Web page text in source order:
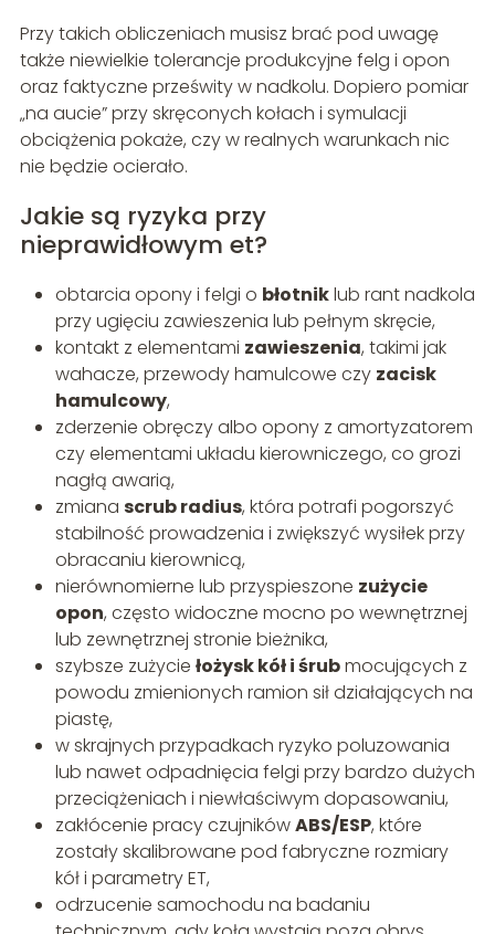
Przy takich obliczeniach musisz brać pod uwagę
także niewielkie tolerancje produkcyjne felg i opon
oraz faktyczne prześwity w nadkolu. Dopiero pomiar
„na aucie” przy skręconych kołach i symulacji
obciążenia pokaże, czy w realnych warunkach nic
nie będzie ocierało.
Jakie są ryzyka przy
nieprawidłowym et?
obtarcia opony i felgi o błotniklub rant nadkola
przy ugięciu zawieszenia lub pełnym skręcie,
kontakt z elementami zawieszenia, takimi jak
wahacze, przewody hamulcowe czy zacisk
hamulcowy,
zderzenie obręczy albo opony z amortyzatorem
czy elementami układu kierowniczego, co grozi
nagłą awarią,
zmiana scrub radius, która potrafi pogorszyć
stabilność prowadzenia i zwiększyć wysiłek przy
obracaniu kierownicą,
nierównomierne lub przyspieszone zużycie
opon, często widoczne mocno po wewnętrznej
lub zewnętrznej stronie bieżnika,
szybsze zużycie łożysk kół i śrubmocujących z
powodu zmienionych ramion sił działających na
piastę,
w skrajnych przypadkach ryzyko poluzowania
lub nawet odpadnięcia felgi przy bardzo dużych
przeciążeniach i niewłaściwym dopasowaniu,
zakłócenie pracy czujnikówABS/ESP, które
zostały skalibrowane pod fabryczne rozmiary
kół i parametry ET,
odrzucenie samochodu na badaniu